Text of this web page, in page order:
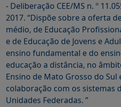
- Deliberação CEE/MS n. º
2017. “Dispõe sobre a oferta
médio, de Educação
e de Educação de Jovens e
ensino fundamental e do
educação a distância, no
Ensino de Mato Grosso do Sul
colaboração com os sistemas
Unidades Federadas. ”